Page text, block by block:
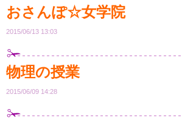
おさんぽ☆女学院
2015/06/13 13:03
物理の授業
2015/06/09 14:28